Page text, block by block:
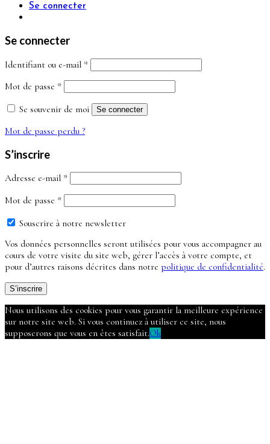
Se connecter
Se connecter
Identifiant ou e-mail *Obligatoire
Mot de passe *Obligatoire
Se souvenir de moi Se connecter
Mot de passe perdu ?
S’inscrire
Adresse e-mail *Obligatoire
Mot de passe *Obligatoire
Souscrire à notre newsletter
Vos données personnelles seront utilisées pour vous accompagner au
cours de votre visite du site web, gérer l’accès à votre compte, et
pour d’autres raisons décrites dans notre politique de confidentialité.
S’inscrire
Nous utilisons des cookies pour vous garantir la meilleure expérience
sur notre site web. Si vous continuez à utiliser ce site, nous
supposerons que vous en êtes satisfait.Ok